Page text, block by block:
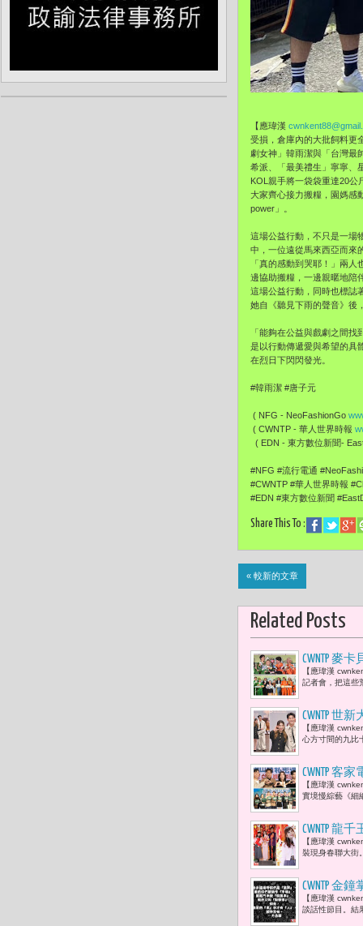
【應瑋漢
受損，倉庫內的大批飼料更
劇女神」韓雨潔與「台灣最
希派、「最美禮生」寧寧、
KOL親手將一袋袋重達20公
大家齊心接力搬糧，園媽感
power」。
這場公益行動，不只是一場
中，一位遠從馬來西亞而來
「真的感動到哭耶！」兩
邊協助搬糧，一邊親暱地陪
這場公益行動，同時也標誌
她自《聽見下雨的聲音》後
「能夠在公益與戲劇之間
是以行動傳遞愛與希望的具
在烈日下閃閃發光。
#韓雨潔 #唐子元
( NFG - NeoFashionGo
( CWNTP - 華人世界時報
( EDN - 東方數位新聞-
#NFG #流行電通
#CWNTP #華人世界時報
#EDN #東方數位新聞
Share This To :
« 較新的文章
Related Posts
CWNTP 麥
「三代同
【應瑋漢
記者會，把這些
CWNTP 世
1. 采子：
【應瑋漢
心方寸間的九比
CWNTP 客
優賢，以
【應瑋漢
實境慢綜藝《細
CWNTP 龍
楊哲與陳
【應瑋漢
裝現身春聯大街
CWNTP 金
財危機
【應瑋漢
談話性節目。結